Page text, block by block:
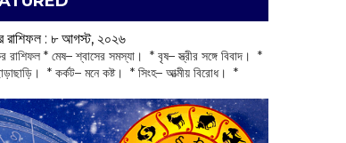
:‌ ‌‌৮ আগস্ট, ২০২৬
রাশিফল * মেষ– শ্বাসের সমস্যা। * বৃষ– স্ত্রীর সঙ্গে বিবাদ। *
* কর্কট– মনে কষ্ট। * সিংহ– আত্মীয় বিরোধ। *